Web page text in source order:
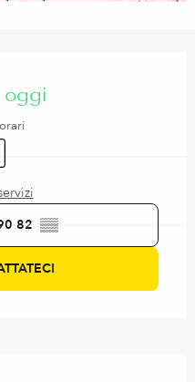
82 ▒▒